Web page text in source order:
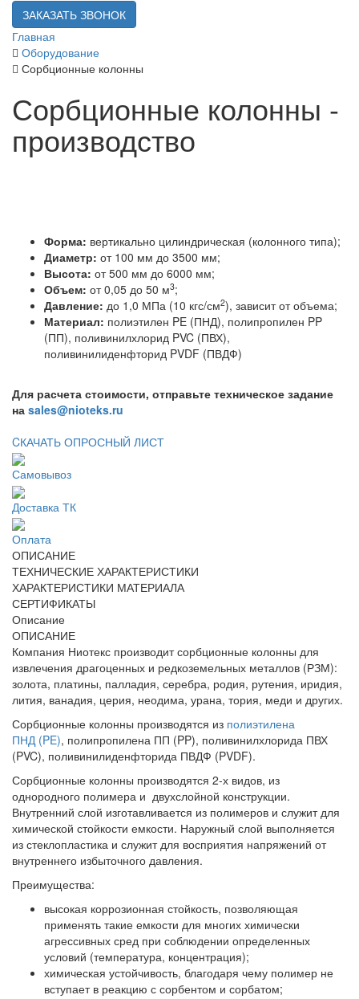
ЗАКАЗАТЬ ЗВОНОК
Главная
Оборудование
Сорбционные колонны
Сорбционные колонны -
производство
Форма: вертикально цилиндрическая (колонного типа);
Диаметр: от 100 мм до 3500 мм;
Высота: от 500 мм до 6000 мм;
Объем: от 0,05 до 50 м3;
Давление: до 1,0 МПа (10 кгс/см2), зависит от объема;
Материал: полиэтилен PE (ПНД), полипропилен PP
(ПП), поливинилхлорид PVC (ПВХ),
поливинилиденфторид PVDF (ПВДФ)
Для расчета стоимости, отправьте техническое задание
на sales@nioteks.ru
CКАЧАТЬ ОПРОСНЫЙ ЛИСТ
Самовывоз
Доставка ТК
Оплата
ОПИСАНИЕ
ТЕХНИЧЕСКИЕ ХАРАКТЕРИСТИКИ
ХАРАКТЕРИСТИКИ МАТЕРИАЛА
СЕРТИФИКАТЫ
Описание
ОПИСАНИЕ
Компания Ниотекс производит сорбционные колонны для
извлечения драгоценных и редкоземельных металлов (РЗМ):
золота, платины, палладия, серебра, родия, рутения, иридия,
лития, ванадия, церия, неодима, урана, тория, меди и других.
Сорбционные колонны производятся из полиэтилена
ПНД (PE), полипропилена ПП (PP), поливинилхлорида ПВХ
(PVC), поливинилиденфторида ПВДФ (PVDF).
Сорбционные колонны производятся 2-х видов, из
однородного полимера и двухслойной конструкции.
Внутренний слой изготавливается из полимеров и служит для
химической стойкости емкости. Наружный слой выполняется
из стеклопластика и служит для восприятия напряжений от
внутреннего избыточного давления.
Преимущества:
высокая коррозионная стойкость, позволяющая
применять такие емкости для многих химически
агрессивных сред при соблюдении определенных
условий (температура, концентрация);
химическая устойчивость, благодаря чему полимер не
вступает в реакцию с сорбентом и сорбатом;